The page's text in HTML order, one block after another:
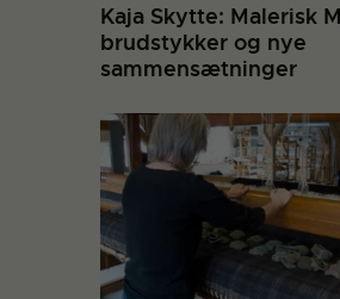
Kaja Skytte: Malerisk
brudstykker og nye
sammensætninger